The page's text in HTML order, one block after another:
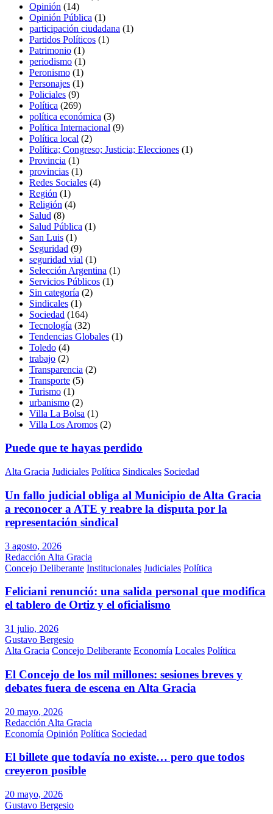
Opinión (14)
Opinión Pública (1)
participación ciudadana (1)
Partidos Políticos (1)
Patrimonio (1)
periodismo (1)
Peronismo (1)
Personajes (1)
Policiales (9)
Política (269)
política económica (3)
Política Internacional (9)
Política local (2)
Política; Congreso; Justicia; Elecciones (1)
Provincia (1)
provincias (1)
Redes Sociales (4)
Región (1)
Religión (4)
Salud (8)
Salud Pública (1)
San Luis (1)
Seguridad (9)
seguridad vial (1)
Selección Argentina (1)
Servicios Públicos (1)
Sin categoría (2)
Sindicales (1)
Sociedad (164)
Tecnología (32)
Tendencias Globales (1)
Toledo (4)
trabajo (2)
Transparencia (2)
Transporte (5)
Turismo (1)
urbanismo (2)
Villa La Bolsa (1)
Villa Los Aromos (2)
Puede que te hayas perdido
Alta Gracia Judiciales Política Sindicales Sociedad
Un fallo judicial obliga al Municipio de Alta Gracia
a reconocer a ATE y reabre la disputa por la
representación sindical
3 agosto, 2026
Redacción Alta Gracia
Concejo Deliberante Institucionales Judiciales Política
Feliciani renunció: una salida personal que modifica
el tablero de Ortiz y el oficialismo
31 julio, 2026
Gustavo Bergesio
Alta Gracia Concejo Deliberante Economía Locales Política
El Concejo de los mil millones: sesiones breves y
debates fuera de escena en Alta Gracia
20 mayo, 2026
Redacción Alta Gracia
Economía Opinión Política Sociedad
El billete que todavía no existe… pero que todos
creyeron posible
20 mayo, 2026
Gustavo Bergesio